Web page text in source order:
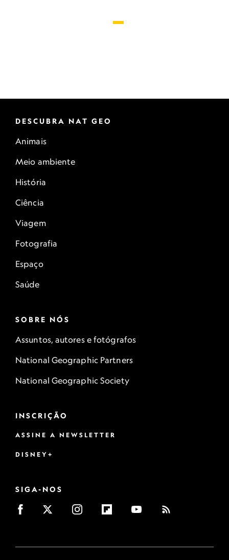
DESCUBRA NAT GEO
Animais
Meio ambiente
História
Ciência
Viagem
Fotografia
Espaço
Saúde
SOBRE NÓS
Assuntos, autores e fotógrafos
National Geographic Partners
National Geographic Society
INSCRIÇÃO
ASSINE A NEWSLETTER
DISNEY+
SIGA-NOS